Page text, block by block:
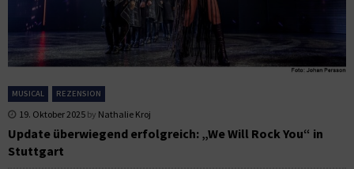
MUSICAL REZENSION
19. Oktober 2025 by Nathalie Kroj
Update überwiegend erfolgreich: „We Will Rock You“ in
Stuttgart